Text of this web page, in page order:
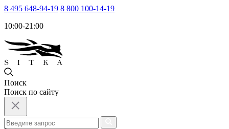
8 495 648-94-19 8 800 100-14-19
10:00-21:00
Поиск
Поиск по сайту